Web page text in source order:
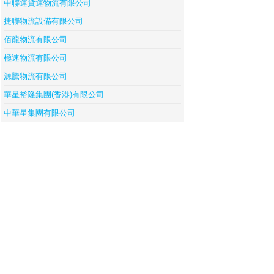
中聯運貨運物流有限公司
捷聯物流設備有限公司
佰龍物流有限公司
極速物流有限公司
源騰物流有限公司
華星裕隆集團(香港)有限公司
中華星集團有限公司